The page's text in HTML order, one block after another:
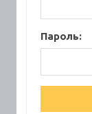
Пароль: